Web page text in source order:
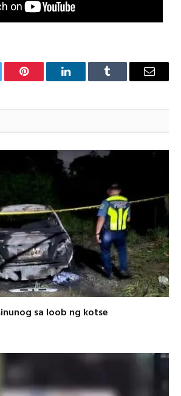
Pinterest LinkedInTumblr Email
sa loob ng kotse